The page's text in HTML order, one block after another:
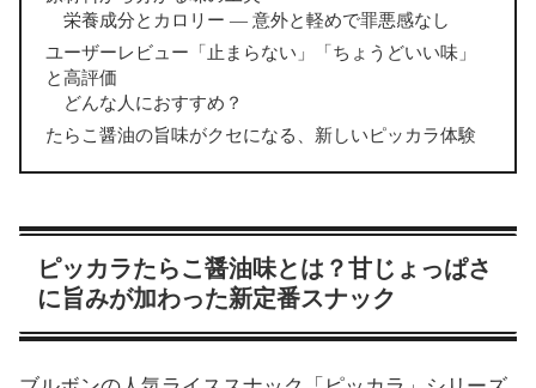
栄養成分とカロリー — 意外と軽めで罪悪感なし
ユーザーレビュー「止まらない」「ちょうどいい味」
と高評価
どんな人におすすめ？
たらこ醤油の旨味がクセになる、新しいピッカラ体験
ピッカラたらこ醤油味とは？甘じょっぱさ
に旨みが加わった新定番スナック